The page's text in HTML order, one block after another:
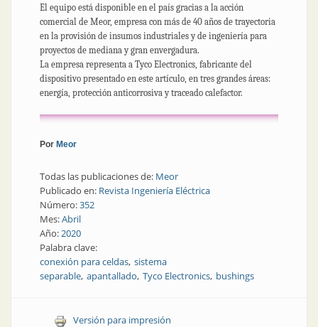
El equipo está disponible en el país gracias a la acción
comercial de Meor, empresa con más de 40 años de trayectoria
en la provisión de insumos industriales y de ingeniería para
proyectos de mediana y gran envergadura.
La empresa representa a Tyco Electronics, fabricante del
dispositivo presentado en este artículo, en tres grandes áreas:
energía, protección anticorrosiva y traceado calefactor.
Por Meor
Todas las publicaciones de: Meor
Publicado en: Revista Ingeniería Eléctrica
Número:352
Mes:Abril
Año:2020
Palabra clave:
conexión para celdas sistema
separable apantallado Tyco Electronics bushings
Versión para impresión